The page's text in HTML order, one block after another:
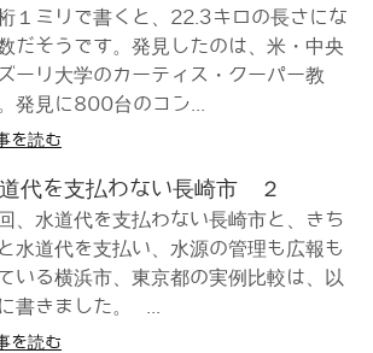
１ミリで書くと、22.3キロの長さにな
だそうです。発見したのは、米・中央
ーリ大学のカーティス・クーパー教
発見に800台のコン...
を読む
代を支払わない長崎市 ２
、水道代を支払わない長崎市と、きち
水道代を支払い、水源の管理も広報も
いる横浜市、東京都の実例比較は、以
書きました。 ...
を読む